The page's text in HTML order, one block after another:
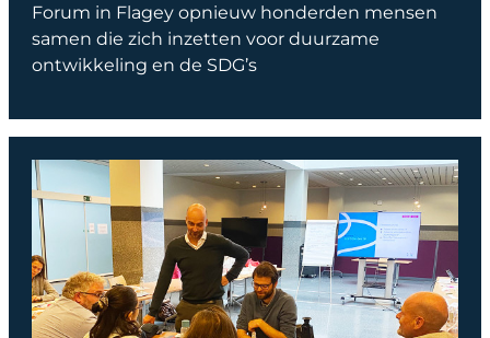
Forum in Flagey opnieuw honderden mensen
samen die zich inzetten voor duurzame
ontwikkeling en de SDG’s